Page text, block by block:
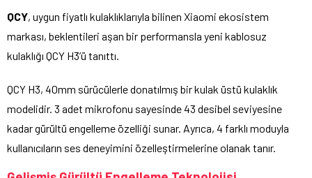
QCY, uygun fiyatlı kulaklıklarıyla bilinen Xiaomi ekosistem
markası, beklentileri aşan bir performansla yeni kablosuz
kulaklığı QCY H3’ü tanıttı.
QCY H3, 40mm sürücülerle donatılmış bir kulak üstü kulaklık
modelidir. 3 adet mikrofonu sayesinde 43 desibel seviyesine
kadar gürültü engelleme özelliği sunar. Ayrıca, 4 farklı moduyla
kullanıcıların ses deneyimini özelleştirmelerine olanak tanır.